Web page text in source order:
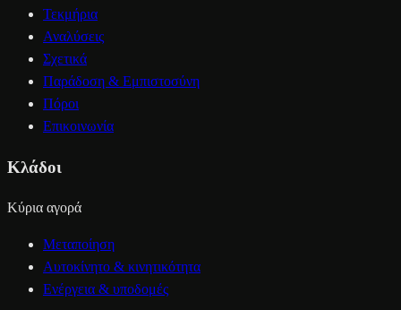
Τεκμήρια
Αναλύσεις
Σχετικά
Παράδοση & Εμπιστοσύνη
Πόροι
Επικοινωνία
Κλάδοι
Κύρια αγορά
Μεταποίηση
Αυτοκίνητο & κινητικότητα
Ενέργεια & υποδομές